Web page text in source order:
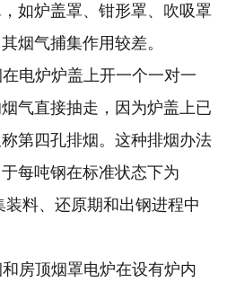
如炉盖罩、钳形罩、吹吸罩
烟气捕集作用较差。
炉炉盖上开一个一对一
气直接抽走，因为炉盖上已
第四孔排烟。这种排烟办法
每吨钢在标准状态下为
装料、还原期和出钢进程中
顶烟罩电炉在设有炉内